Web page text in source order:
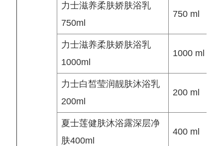
力士滋养柔肤娇肤浴乳
750ml
750 ml
力士滋养柔肤娇肤浴乳
1000ml
1000 ml
力士白皙莹润靓肤沐浴乳
200ml
200 ml
夏士莲健肤沐浴露深层净
肤400ml
400 ml